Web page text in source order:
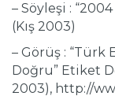
– Söyleşi :
(Kış 2003)
– Görüş : “Türk
Doğru” Etiket
2003), http://